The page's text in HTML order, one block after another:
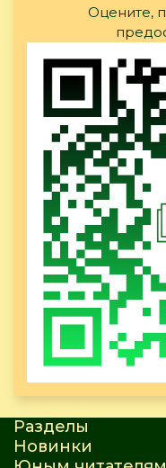
Оцените,
Разделы
Новинки